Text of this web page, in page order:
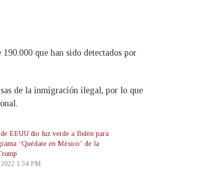
que han sido detectados por
de la inmigración ilegal, por lo que
EEUU dio luz verde a Biden para
“Quédate en México” de la
1:34 PM